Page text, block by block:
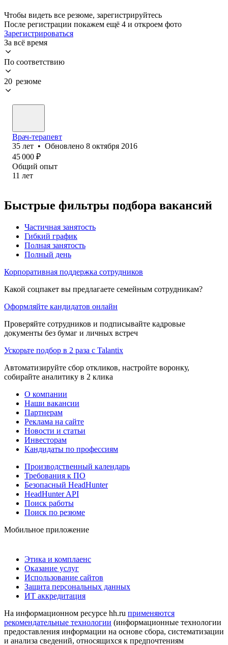
Чтобы видеть все резюме, зарегистрируйтесь
После регистрации покажем ещё 4 и откроем фото
Зарегистрироваться
За всё время
По соответствию
20 резюме
Врач-терапевт
35 лет • Обновлено 8 октября 2016
45 000 ₽
Общий опыт
11 лет
Быстрые фильтры подбора вакансий
Частичная занятость
Гибкий график
Полная занятость
Полный день
Корпоративная поддержка сотрудников
Какой соцпакет вы предлагаете семейным сотрудникам?
Оформляйте кандидатов онлайн
Проверяйте сотрудников и подписывайте кадровые
документы без бумаг и личных встреч
Ускорьте подбор в 2 раза с Talantix
Автоматизируйте сбор откликов, настройте воронку,
собирайте аналитику в 2 клика
О компании
Наши вакансии
Партнерам
Реклама на сайте
Новости и статьи
Инвесторам
Кандидаты по профессиям
Производственный календарь
Требования к ПО
Безопасный HeadHunter
HeadHunter API
Поиск работы
Поиск по резюме
Мобильное приложение
Этика и комплаенс
Оказание услуг
Использование сайтов
Защита персональных данных
ИТ аккредитация
На информационном ресурсе hh.ru применяются
рекомендательные технологии (информационные технологии
предоставления информации на основе сбора, систематизации
и анализа сведений, относящихся к предпочтениям